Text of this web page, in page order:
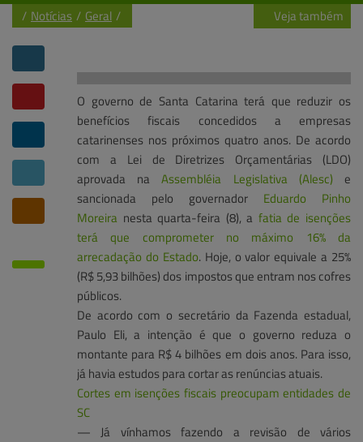
/ Notícias / Geral / Veja também
O governo de Santa Catarina terá que reduzir os
benefícios fiscais concedidos a empresas
catarinenses nos próximos quatro anos. De acordo
com a Lei de Diretrizes Orçamentárias (LDO)
aprovada naAssembléia Legislativa (Alesc) e
sancionada pelo governador Eduardo Pinho
Moreira nesta quarta-feira (8), a fatia de isenções
terá que comprometer no máximo 16% da
arrecadação do Estado. Hoje, o valor equivale a 25%
(R$ 5,93 bilhões) dos impostos que entram nos cofres
públicos.
De acordo com o secretário da Fazenda estadual,
Paulo Eli, a intenção é que o governo reduza o
montante para R$ 4 bilhões em dois anos. Para isso,
já havia estudos para cortar as renúncias atuais.
Cortes em isenções fiscais preocupam entidades de
SC
— Já vínhamos fazendo a revisão de vários